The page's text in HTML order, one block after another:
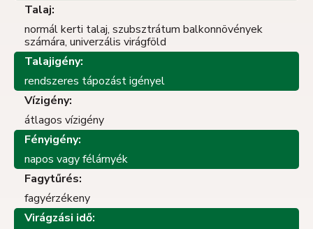
Talaj:
normál kerti talaj, szubsztrátum balkonnövények
számára, univerzális virágföld
Talajigény:
rendszeres tápozást igényel
Vízigény:
átlagos vízigény
Fényigény:
napos vagy félárnyék
Fagytűrés:
fagyérzékeny
Virágzási idő: